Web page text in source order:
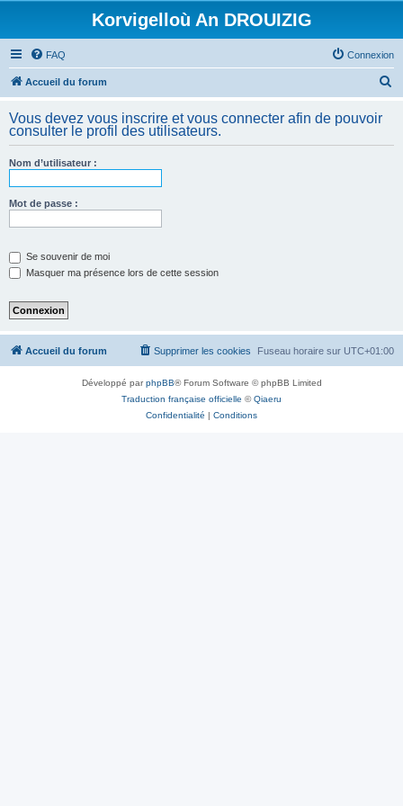
Korvigelloù An DROUIZIG
FAQ Connexion
Accueil du forum
h
Vous devez vous inscrire et vous connecter afin de pouvoir
consulter le profil des utilisateurs.
Nom d’utilisateur :
Mot de passe :
Se souvenir de moi
Masquer ma présence lors de cette session
Accueil du forum Fuseau horaire sur UTC+01:00
Supprimer les cookies
Développé parphpBB® Forum Software © phpBB Limited
Traduction française officielle ©Qiaeru
Confidentialité | Conditions